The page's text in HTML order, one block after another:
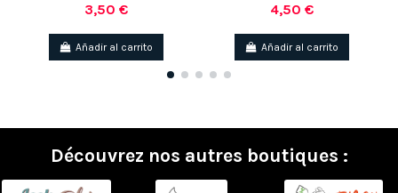
3,50 €
Añadir al carrito
4,50 €
Añadir al carrito
Découvrez nos autres boutiques :